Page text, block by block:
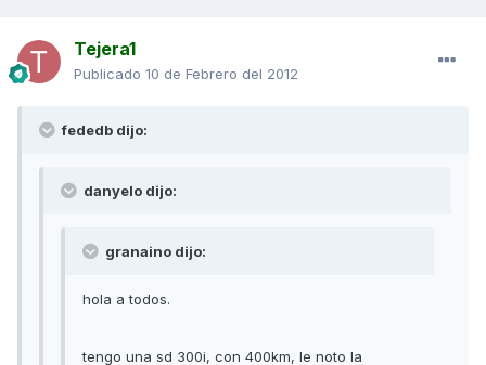
Tejera1
Publicado 10 de Febrero del 2012
fededb dijo:
danyelo dijo:
granaino dijo:
hola a todos.
tengo una sd 300i, con 400km, le noto la